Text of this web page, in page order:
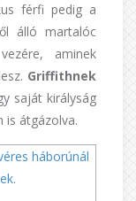
férfi pedig a
álló martalóc
aminek
Griffithnek
saját királyság
is átgázolva.